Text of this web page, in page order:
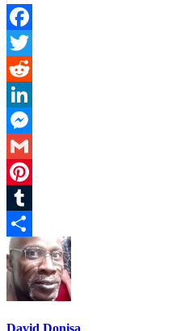
Facebook
Twitter
Reddit
LinkedIn
Messenger
Gmail
Pinterest
Tumblr
Partager
David Donisa